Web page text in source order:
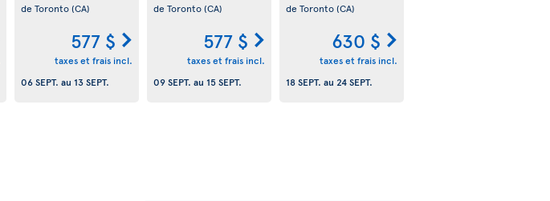
de Toronto(CA)
577 $
taxes et frais incl.
06 SEPT. au 13 SEPT.
de Toronto(CA)
577 $
taxes et frais incl.
09 SEPT. au 15 SEPT.
de Toronto(CA)
630 $
taxes et frais incl.
18 SEPT. au 24 SEPT.